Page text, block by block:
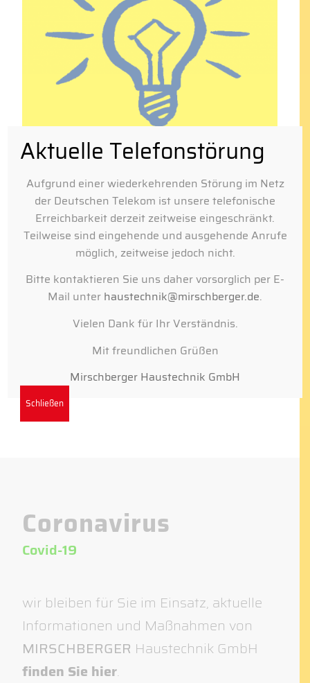
Elektroinstallation
Heizungsinstallation
Coronavirus
Covid-19
wir bleiben für Sie im Einsatz, aktuelle
Informationen und Maßnahmen von
MIRSCHBERGER Haustechnik GmbH
finden Sie hier.
Aktuelle Telefonstörung
Aufgrund einer wiederkehrenden Störung im Netz
der Deutschen Telekom ist unsere telefonische
Erreichbarkeit derzeit zeitweise eingeschränkt.
Teilweise sind eingehende und ausgehende Anrufe
möglich, zeitweise jedoch nicht.
Bitte kontaktieren Sie uns daher vorsorglich per E-
Mail unter haustechnik@mirschberger.de.
Vielen Dank für Ihr Verständnis.
Mit freundlichen Grüßen
Mirschberger Haustechnik GmbH
Schließen